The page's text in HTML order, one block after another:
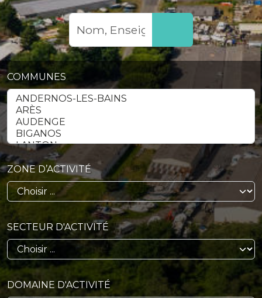
COMMUNES
ZONE D’ACTIVITÉ
SECTEUR D'ACTIVITÉ
DOMAINE D'ACTIVITÉ